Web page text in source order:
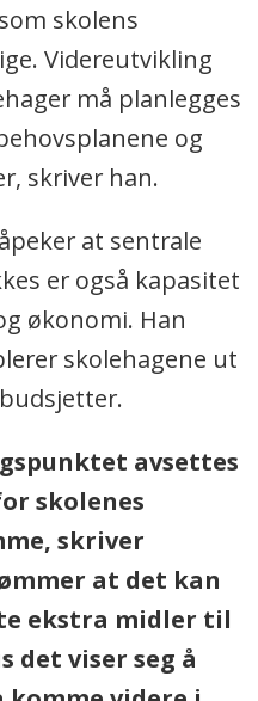
skolens
Videreutvikling
må planlegges
og
skriver han.
at sentrale
er også kapasitet
økonomi. Han
skolehagene ut
avsettes
skolenes
skriver
at det kan
ekstra midler til
det viser seg å